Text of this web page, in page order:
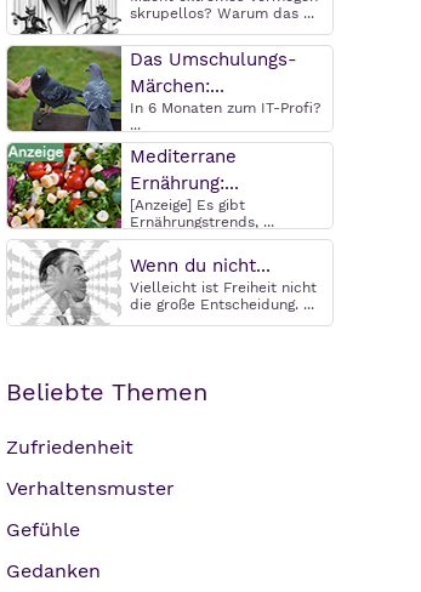
skrupellos? Warum das ...
Das Umschulungs-
Märchen:...
In 6 Monaten zum IT-Profi?
...
Mediterrane
Ernährung:...
[Anzeige] Es gibt
Ernährungstrends, ...
Wenn du nicht...
Vielleicht ist Freiheit nicht
die große Entscheidung. ...
Beliebte Themen
Zufriedenheit
Verhaltensmuster
Gefühle
Gedanken